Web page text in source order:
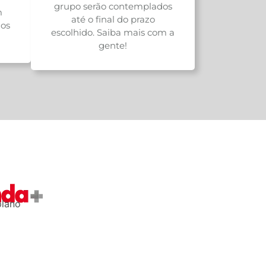
grupo serão contemplados
até o final do prazo
escolhido. Saiba mais com a
gente!